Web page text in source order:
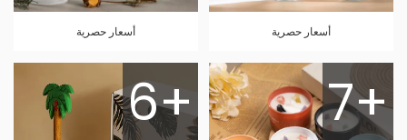
أسعار حصرية أسعار حصرية
7+
6+